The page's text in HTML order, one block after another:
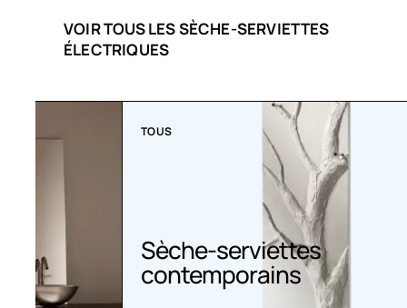
VOIR TOUS LES SÈCHE-SERVIETTES
ÉLECTRIQUES
Sèche-serviettes
contemporains